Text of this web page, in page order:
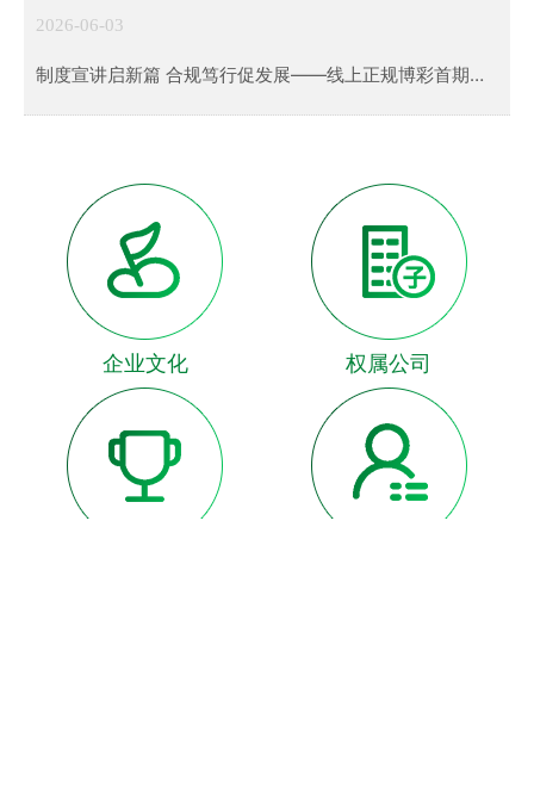
2026-06-03
制度宣讲启新篇 合规笃行促发展——线上正规博彩首期制
度培训圆满举办
企业文化 权属公司